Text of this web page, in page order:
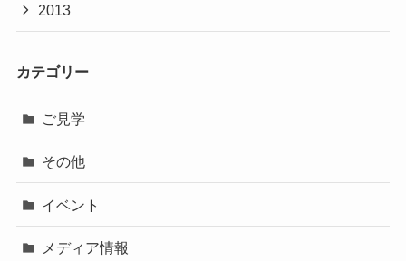
2013
カテゴリー
ご見学
その他
イベント
メディア情報